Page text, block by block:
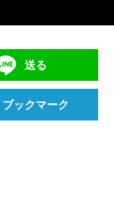
送る
ブックマーク